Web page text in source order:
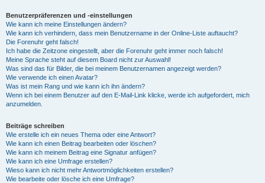
Benutzerpräferenzen und -einstellungen
Wie kann ich meine Einstellungen ändern?
Wie kann ich verhindern, dass mein Benutzername in der Online-Liste auftaucht?
Die Forenuhr geht falsch!
Ich habe die Zeitzone eingestellt, aber die Forenuhr geht immer noch falsch!
Meine Sprache steht auf diesem Board nicht zur Auswahl!
Was sind das für Bilder, die bei meinem Benutzernamen angezeigt werden?
Wie verwende ich einen Avatar?
Was ist mein Rang und wie kann ich ihn ändern?
Wenn ich bei einem Benutzer auf den E-Mail-Link klicke, werde ich aufgefordert, mich
anzumelden.
Beiträge schreiben
Wie erstelle ich ein neues Thema oder eine Antwort?
Wie kann ich einen Beitrag bearbeiten oder löschen?
Wie kann ich meinem Beitrag eine Signatur anfügen?
Wie kann ich eine Umfrage erstellen?
Wieso kann ich nicht mehr Antwortmöglichkeiten erstellen?
Wie bearbeite oder lösche ich eine Umfrage?